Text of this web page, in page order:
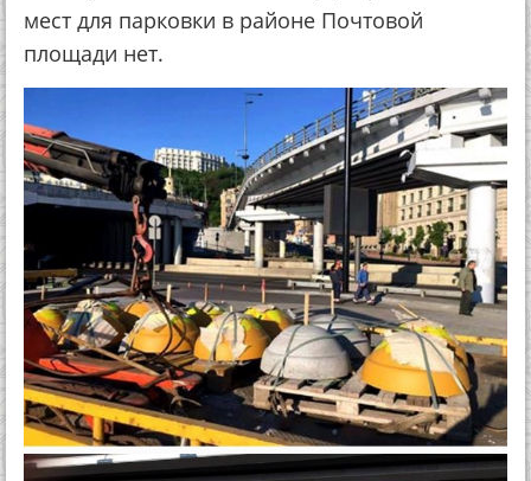
мест для парковки в районе Почтовой
площади нет.